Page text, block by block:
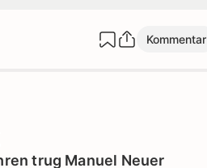
Kommentar
trug Manuel Neuer